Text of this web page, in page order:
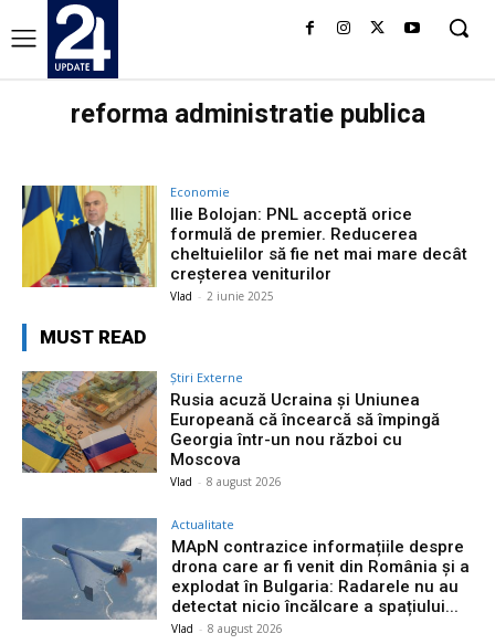
reforma administratie publica
Economie
Ilie Bolojan: PNL acceptă orice
formulă de premier. Reducerea
cheltuielilor să fie net mai mare decât
creşterea veniturilor
Vlad - 2 iunie 2025
MUST READ
Știri Externe
Rusia acuză Ucraina și Uniunea
Europeană că încearcă să împingă
Georgia într-un nou război cu
Moscova
Vlad - 8 august 2026
Actualitate
MApN contrazice informațiile despre
drona care ar fi venit din România și a
explodat în Bulgaria: Radarele nu au
detectat nicio încălcare a spațiului...
Vlad - 8 august 2026